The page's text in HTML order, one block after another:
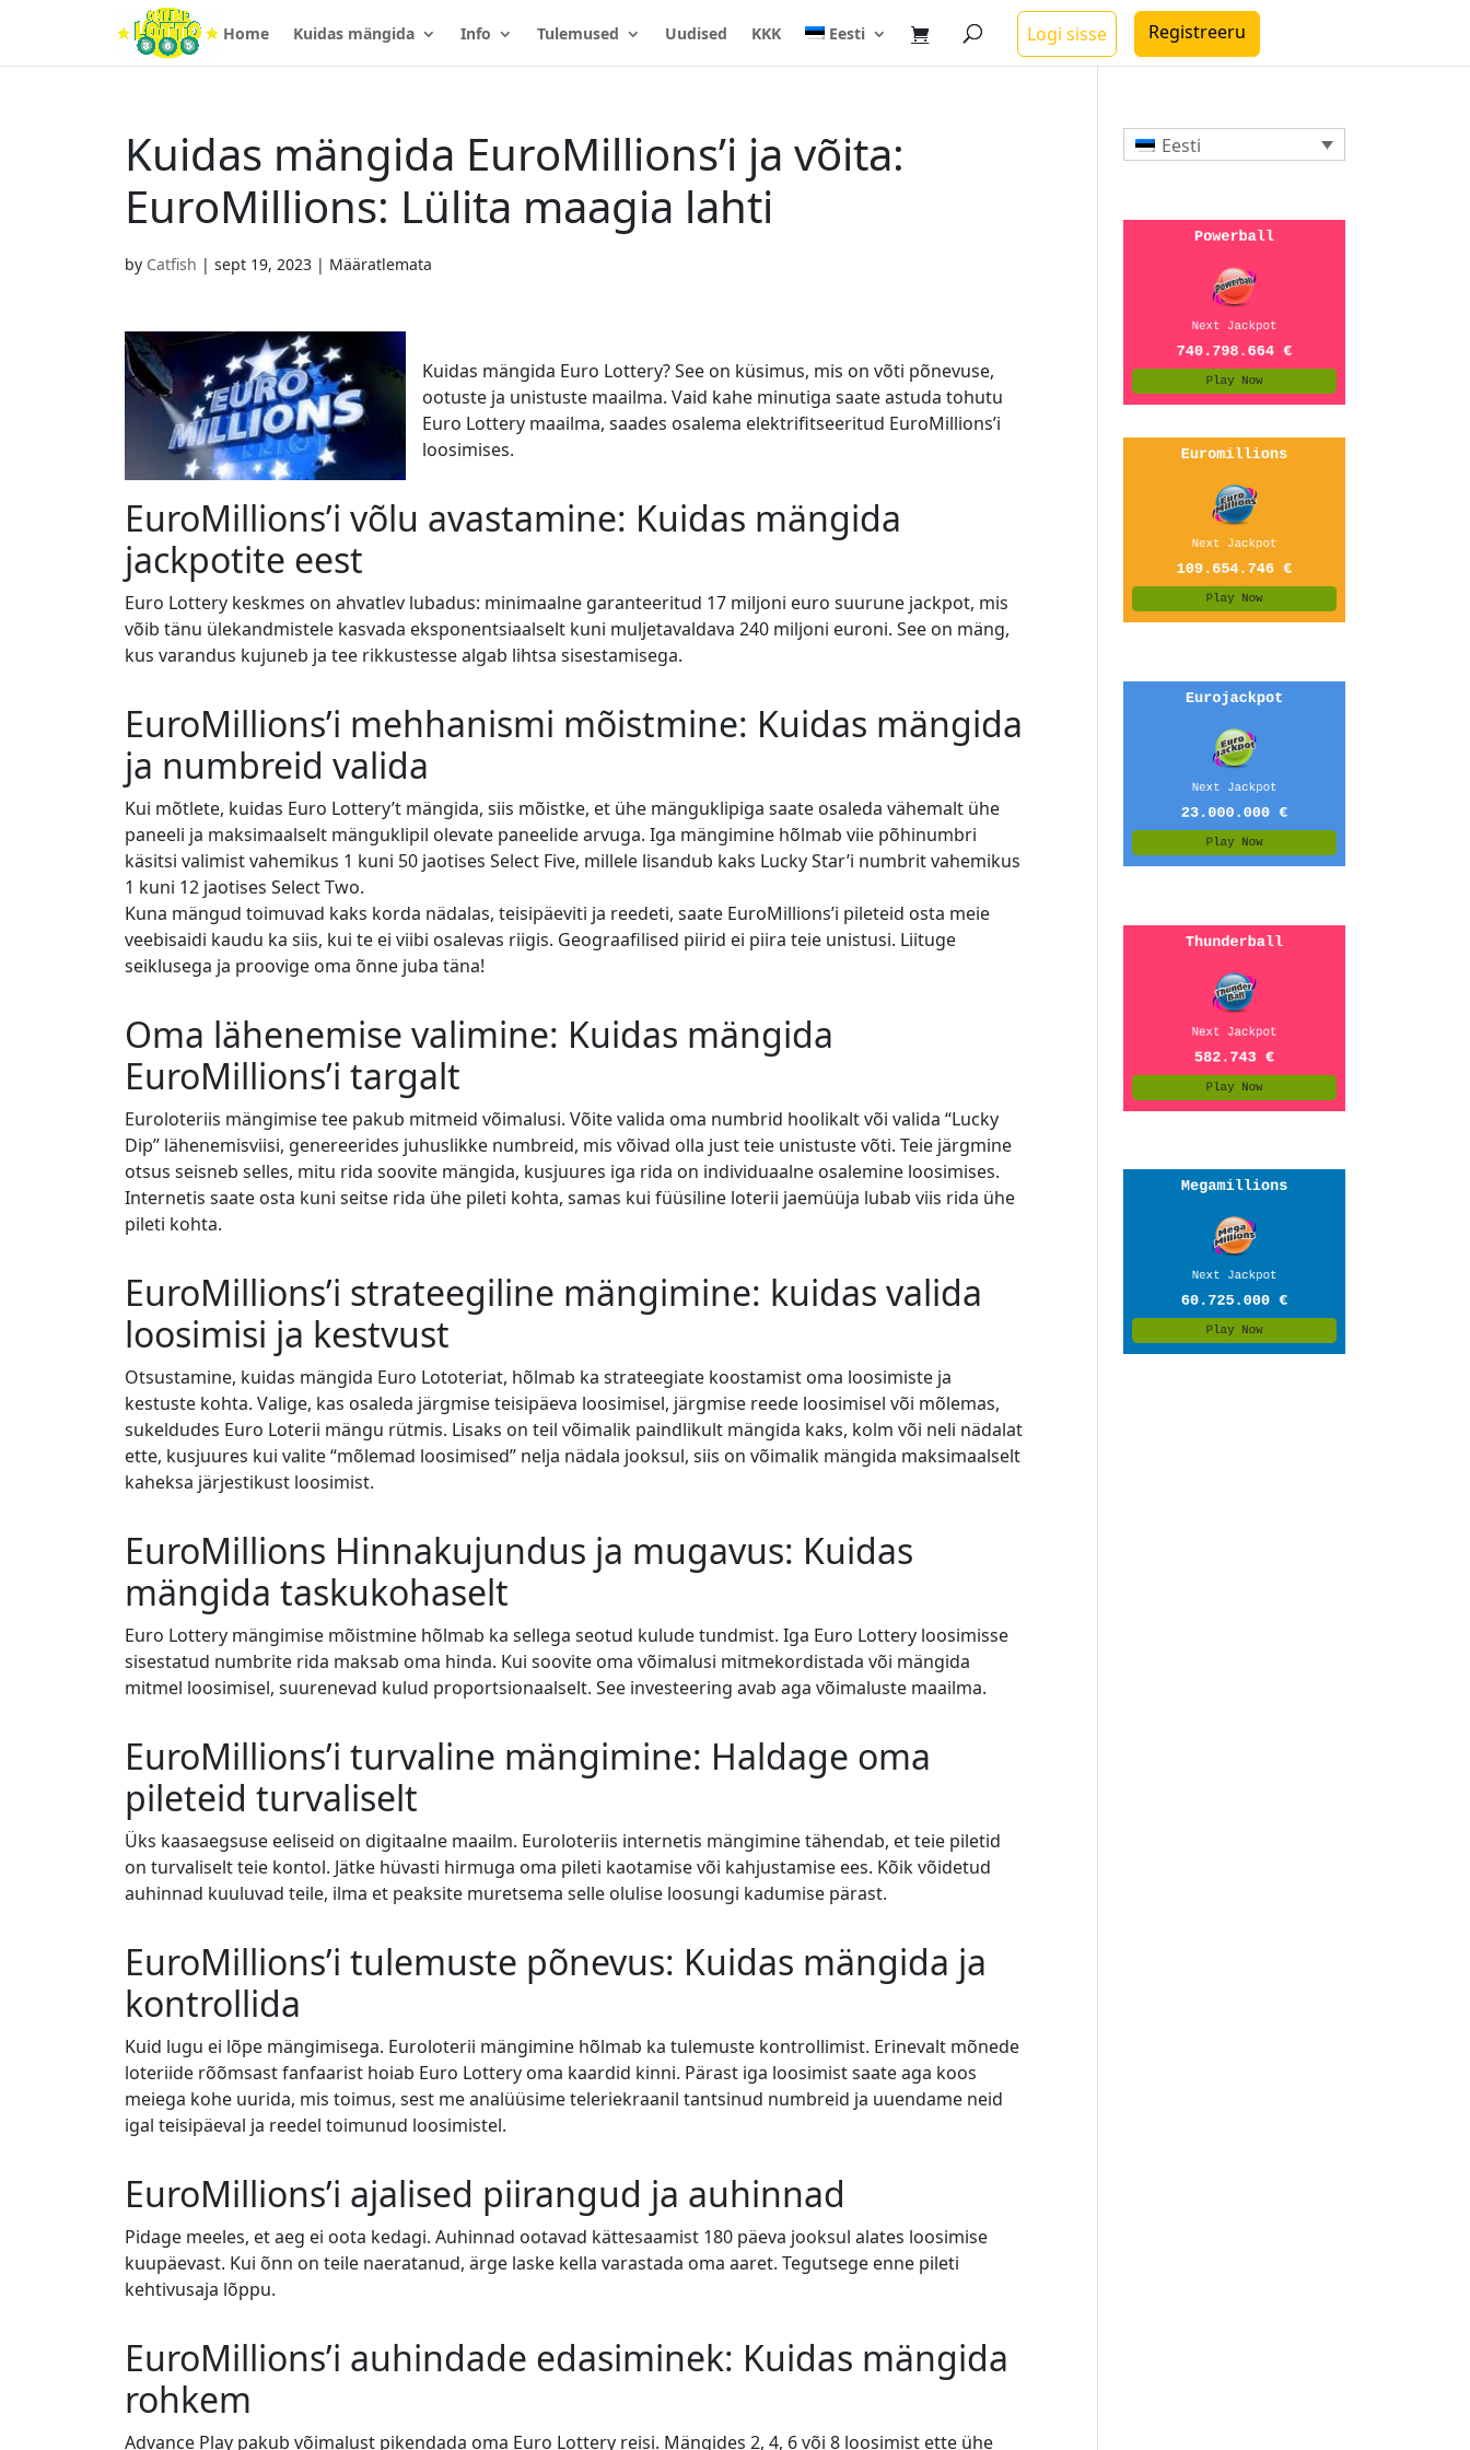
Home Kuidas mängida Info Tulemused Uudised KKK Eesti Logi sisse Registreeru
Kuidas mängida EuroMillions’i ja võita:
EuroMillions: Lülita maagia lahti
by Catfish | sept 19, 2023 | Määratlemata
Kuidas mängida Euro Lottery? See on küsimus, mis on võti põnevuse,
ootuste ja unistuste maailma. Vaid kahe minutiga saate astuda tohutu
Euro Lottery maailma, saades osalema elektrifitseeritud EuroMillions’i
loosimises.
EuroMillions’i võlu avastamine: Kuidas mängida
jackpotite eest
Euro Lottery keskmes on ahvatlev lubadus: minimaalne garanteeritud 17 miljoni euro suurune jackpot, mis
võib tänu ülekandmistele kasvada eksponentsiaalselt kuni muljetavaldava 240 miljoni euroni. See on mäng,
kus varandus kujuneb ja tee rikkustesse algab lihtsa sisestamisega.
EuroMillions’i mehhanismi mõistmine: Kuidas mängida
ja numbreid valida
Kui mõtlete, kuidas Euro Lottery’t mängida, siis mõistke, et ühe mänguklipiga saate osaleda vähemalt ühe
paneeli ja maksimaalselt mänguklipil olevate paneelide arvuga. Iga mängimine hõlmab viie põhinumbri
käsitsi valimist vahemikus 1 kuni 50 jaotises Select Five, millele lisandub kaks Lucky Star’i numbrit vahemikus
1 kuni 12 jaotises Select Two.
Kuna mängud toimuvad kaks korda nädalas, teisipäeviti ja reedeti, saate EuroMillions’i pileteid osta meie
veebisaidi kaudu ka siis, kui te ei viibi osalevas riigis. Geograafilised piirid ei piira teie unistusi. Liituge
seiklusega ja proovige oma õnne juba täna!
Oma lähenemise valimine: Kuidas mängida
EuroMillions’i targalt
Euroloteriis mängimise tee pakub mitmeid võimalusi. Võite valida oma numbrid hoolikalt või valida “Lucky
Dip” lähenemisviisi, genereerides juhuslikke numbreid, mis võivad olla just teie unistuste võti. Teie järgmine
otsus seisneb selles, mitu rida soovite mängida, kusjuures iga rida on individuaalne osalemine loosimises.
Internetis saate osta kuni seitse rida ühe pileti kohta, samas kui füüsiline loterii jaemüüja lubab viis rida ühe
pileti kohta.
EuroMillions’i strateegiline mängimine: kuidas valida
loosimisi ja kestvust
Otsustamine, kuidas mängida Euro Lototeriat, hõlmab ka strateegiate koostamist oma loosimiste ja
kestuste kohta. Valige, kas osaleda järgmise teisipäeva loosimisel, järgmise reede loosimisel või mõlemas,
sukeldudes Euro Loterii mängu rütmis. Lisaks on teil võimalik paindlikult mängida kaks, kolm või neli nädalat
ette, kusjuures kui valite “mõlemad loosimised” nelja nädala jooksul, siis on võimalik mängida maksimaalselt
kaheksa järjestikust loosimist.
EuroMillions Hinnakujundus ja mugavus: Kuidas
mängida taskukohaselt
Euro Lottery mängimise mõistmine hõlmab ka sellega seotud kulude tundmist. Iga Euro Lottery loosimisse
sisestatud numbrite rida maksab oma hinda. Kui soovite oma võimalusi mitmekordistada või mängida
mitmel loosimisel, suurenevad kulud proportsionaalselt. See investeering avab aga võimaluste maailma.
EuroMillions’i turvaline mängimine: Haldage oma
pileteid turvaliselt
Üks kaasaegsuse eeliseid on digitaalne maailm. Euroloteriis internetis mängimine tähendab, et teie piletid
on turvaliselt teie kontol. Jätke hüvasti hirmuga oma pileti kaotamise või kahjustamise ees. Kõik võidetud
auhinnad kuuluvad teile, ilma et peaksite muretsema selle olulise loosungi kadumise pärast.
EuroMillions’i tulemuste põnevus: Kuidas mängida ja
kontrollida
Kuid lugu ei lõpe mängimisega. Euroloterii mängimine hõlmab ka tulemuste kontrollimist. Erinevalt mõnede
loteriide rõõmsast fanfaarist hoiab Euro Lottery oma kaardid kinni. Pärast iga loosimist saate aga koos
meiega kohe uurida, mis toimus, sest me analüüsime teleriekraanil tantsinud numbreid ja uuendame neid
igal teisipäeval ja reedel toimunud loosimistel.
EuroMillions’i ajalised piirangud ja auhinnad
Pidage meeles, et aeg ei oota kedagi. Auhinnad ootavad kättesaamist 180 päeva jooksul alates loosimise
kuupäevast. Kui õnn on teile naeratanud, ärge laske kella varastada oma aaret. Tegutsege enne pileti
kehtivusaja lõppu.
EuroMillions’i auhindade edasiminek: Kuidas mängida
rohkem
Advance Play pakub võimalust pikendada oma Euro Lottery reisi. Mängides 2, 4, 6 või 8 loosimist ette ühe
Eesti